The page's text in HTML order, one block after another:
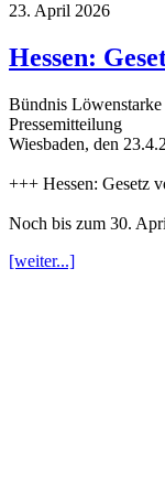
23. April 2026
Hessen:
Bündnis
Pressemitteilung
Wiesbaden, den
+++ Hessen: Gesetz
Noch bis zum 30.
[weiter...]